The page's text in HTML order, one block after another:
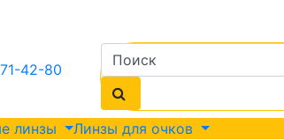
42-80
линзы
Линзы для очков